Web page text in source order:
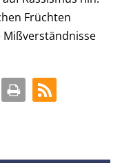
Früchten